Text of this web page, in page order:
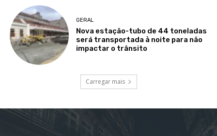
GERAL
Nova estação-tubo de 44 toneladas
será transportada à noite para não
impactar o trânsito
Carregar mais